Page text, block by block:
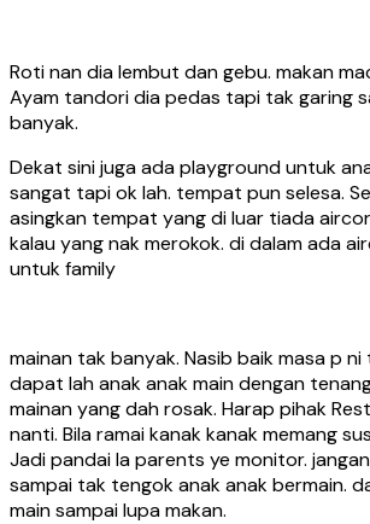
Roti nan dia lembut dan gebu. makan
Ayam tandori dia pedas tapi tak garing
banyak.
Dekat sini juga ada playground untuk
sangat tapi ok lah. tempat pun selesa.
asingkan tempat yang di luar tiada
kalau yang nak merokok. di dalam ada
untuk family
mainan tak banyak. Nasib baik masa p ni
dapat lah anak anak main dengan
mainan yang dah rosak. Harap pihak
nanti. Bila ramai kanak kanak memang
Jadi pandai la parents ye monitor.
sampai tak tengok anak anak bermain.
main sampai lupa makan.